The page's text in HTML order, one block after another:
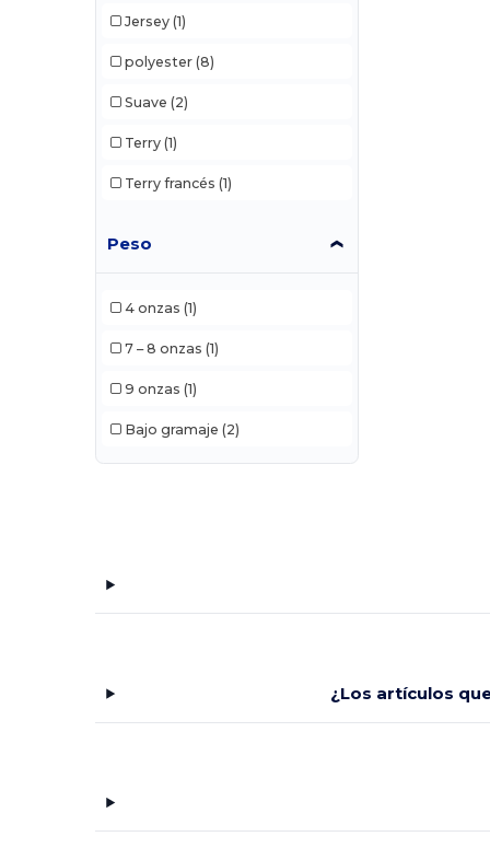
Jersey (1)
polyester (8)
Suave (2)
Terry (1)
Terry francés (1)
Peso
4 onzas (1)
7 – 8 onzas (1)
9 onzas (1)
Bajo gramaje (2)
¿Los artículos